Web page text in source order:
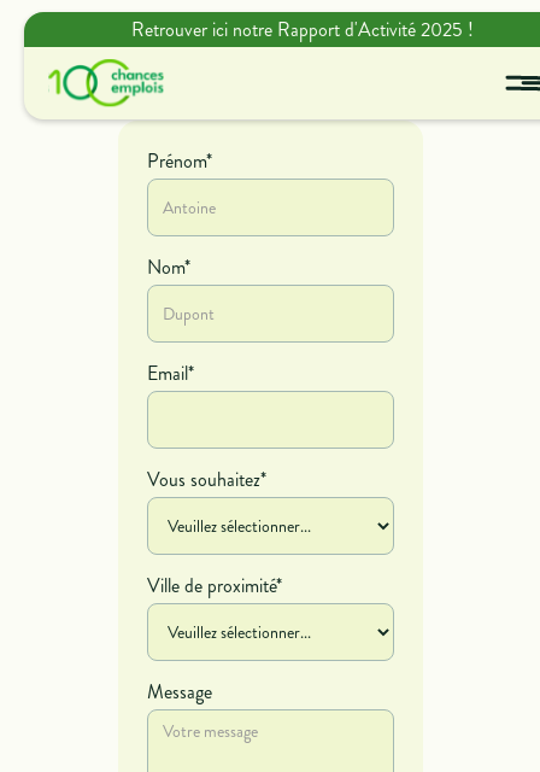
Retrouver ici notre Rapport d'Activité 2025 !
Prénom*
Nom*
Email*
Vous souhaitez*
Ville de proximité*
Message